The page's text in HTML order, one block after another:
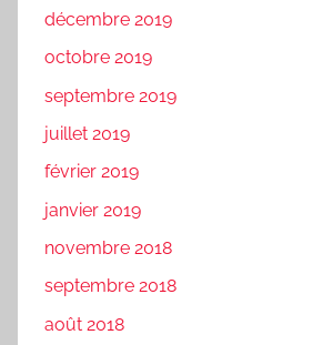
décembre 2019
octobre 2019
septembre 2019
juillet 2019
février 2019
janvier 2019
novembre 2018
septembre 2018
août 2018